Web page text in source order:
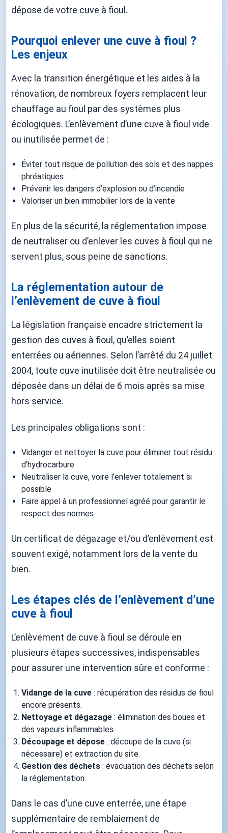
dépose de votre cuve à fioul.
Pourquoi enlever une cuve à fioul ?
Les enjeux
Avec la transition énergétique et les aides à la
rénovation, de nombreux foyers remplacent leur
chauffage au fioul par des systèmes plus
écologiques. L’enlèvement d’une cuve à fioul vide
ou inutilisée permet de :
Éviter tout risque de pollution des sols et des nappes
phréatiques
Prévenir les dangers d’explosion ou d’incendie
Valoriser un bien immobilier lors de la vente
En plus de la sécurité, la réglementation impose
de neutraliser ou d’enlever les cuves à fioul qui ne
servent plus, sous peine de sanctions.
La réglementation autour de
l’enlèvement de cuve à fioul
La législation française encadre strictement la
gestion des cuves à fioul, qu’elles soient
enterrées ou aériennes. Selon l’arrêté du 24 juillet
2004, toute cuve inutilisée doit être neutralisée ou
déposée dans un délai de 6 mois après sa mise
hors service.
Les principales obligations sont :
Vidanger et nettoyer la cuve pour éliminer tout résidu
d’hydrocarbure
Neutraliser la cuve, voire l’enlever totalement si
possible
Faire appel à un professionnel agréé pour garantir le
respect des normes
Un certificat de dégazage et/ou d’enlèvement est
souvent exigé, notamment lors de la vente du
bien.
Les étapes clés de l’enlèvement d’une
cuve à fioul
L’enlèvement de cuve à fioul se déroule en
plusieurs étapes successives, indispensables
pour assurer une intervention sûre et conforme :
Vidange de la cuve : récupération des résidus de fioul
encore présents.
Nettoyage et dégazage : élimination des boues et
des vapeurs inflammables.
Découpage et dépose : découpe de la cuve (si
nécessaire) et extraction du site.
Gestion des déchets : évacuation des déchets selon
la réglementation.
Dans le cas d’une cuve enterrée, une étape
supplémentaire de remblaiement de